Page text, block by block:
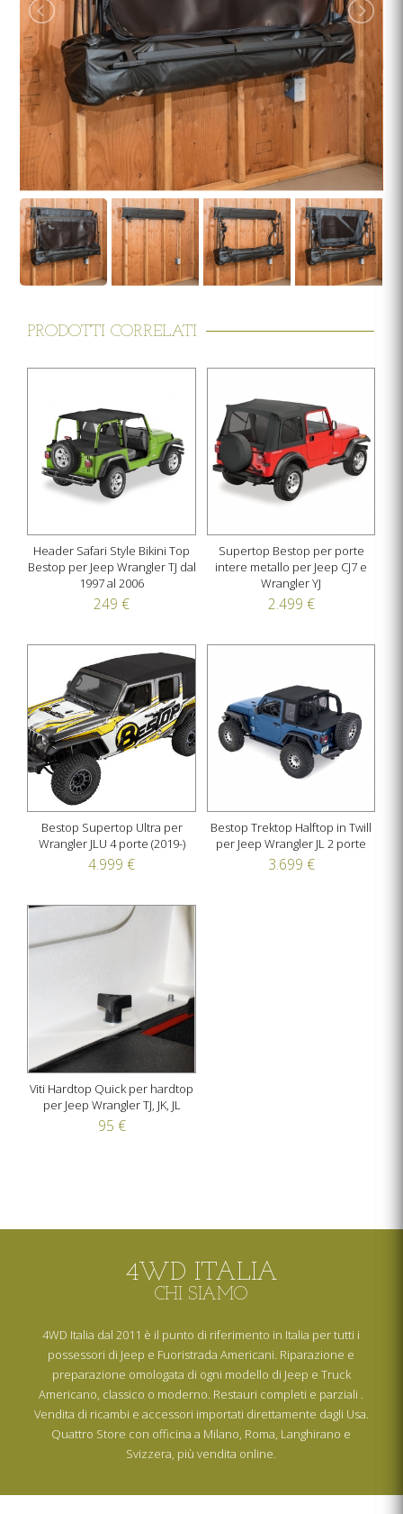
PRODOTTI CORRELATI
Header Safari Style Bikini Top
Bestop per Jeep Wrangler TJ dal
1997 al 2006
249 €
Supertop Bestop per porte
intere metallo per Jeep CJ7 e
Wrangler YJ
2.499 €
Bestop Supertop Ultra per
Wrangler JLU 4 porte (2019-)
4.999 €
Bestop Trektop Halftop in Twill
per Jeep Wrangler JL 2 porte
3.699 €
Viti Hardtop Quick per hardtop
per Jeep Wrangler TJ, JK, JL
95 €
4WD ITALIA
CHI SIAMO
4WD Italia dal 2011 è il punto di riferimento in Italia per tutti i
possessori di Jeep e Fuoristrada Americani. Riparazione e
preparazione omologata di ogni modello di Jeep e Truck
Americano, classico o moderno. Restauri completi e parziali .
Vendita di ricambi e accessori importati direttamente dagli Usa.
Quattro Store con officina a Milano, Roma, Langhirano e
Svizzera, più vendita online.